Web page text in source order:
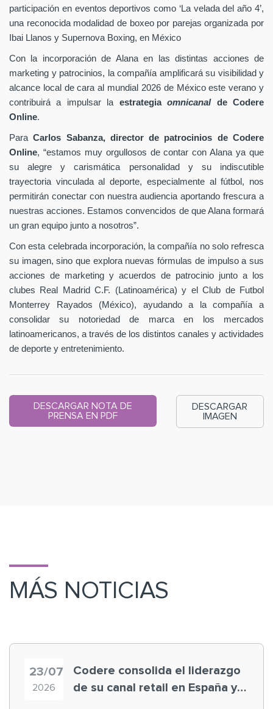
participación en eventos deportivos como ‘La velada del año 4’,
una reconocida modalidad de boxeo por parejas organizada por
Ibai Llanos y Supernova Boxing, en México
Con la incorporación de Alana en las distintas acciones de
marketing y patrocinios, la compañía amplificará su visibilidad y
alcance local de cara al mundial 2026 de México este verano y
contribuirá a impulsar la estrategiaomnicanal de Codere
Online.
ParaCarlos Sabanza, director de patrocinios de Codere
Online, “estamos muy orgullosos de contar con Alana ya que
su alegre y carismática personalidad y su indiscutible
trayectoria vinculada al deporte, especialmente al fútbol, nos
permitirán conectar con nuestra audiencia aportando frescura a
nuestras acciones. Estamos convencidos de que Alana formará
un gran equipo junto a nosotros”.
Con esta celebrada incorporación, la compañía no solo refresca
su imagen, sino que explora nuevas fórmulas de impulso a sus
acciones de marketing y acuerdos de patrocinio junto a los
clubes Real Madrid C.F. (Latinoamérica) y el Club de Futbol
Monterrey Rayados (México), ayudando a la compañía a
consolidar su notoriedad de marca en los mercados
latinoamericanos, a través de los distintos canales y actividades
de deporte y entretenimiento.
DESCARGAR NOTA DE
PRENSA EN PDF
DESCARGAR
IMAGEN
MÁS NOTICIAS
23/07
2026
Codere consolida el liderazgo
de su canal retail en España y